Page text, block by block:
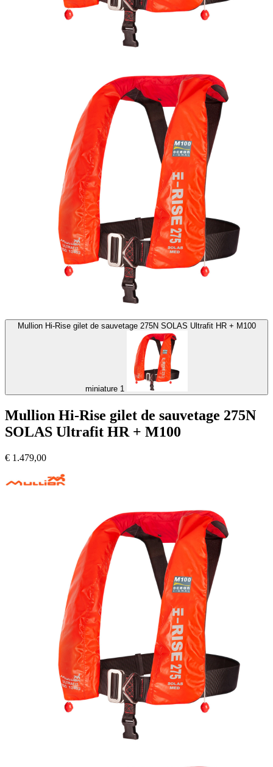
Mullion Hi-Rise gilet de sauvetage 275N SOLAS Ultrafit HR + M100
miniature 1
Mullion Hi-Rise gilet de sauvetage 275N
SOLAS Ultrafit HR + M100
€ 1.479,00